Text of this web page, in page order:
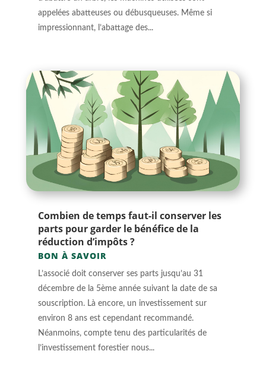
appelées abatteuses ou débusqueuses. Même si
impressionnant, l’abattage des...
Combien de temps faut-il conserver les
parts pour garder le bénéfice de la
réduction d’impôts ?
BON À SAVOIR
L’associé doit conserver ses parts jusqu’au 31
décembre de la 5ème année suivant la date de sa
souscription. Là encore, un investissement sur
environ 8 ans est cependant recommandé.
Néanmoins, compte tenu des particularités de
l’investissement forestier nous...